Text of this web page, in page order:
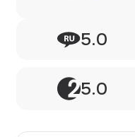
5.0
5.0